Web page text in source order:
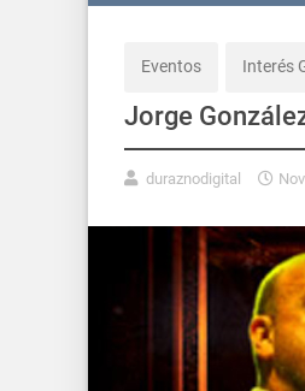
Eventos Interés
Jorge
duraznodigital